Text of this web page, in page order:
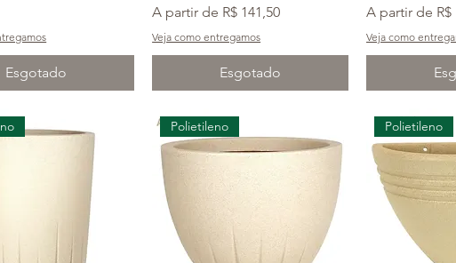
Esgotado
A partir de R$ 141,50
Preço promocional
Veja como entregamos
Esgotado
A partir de R$
Preço
Veja como
Polietileno Polietileno